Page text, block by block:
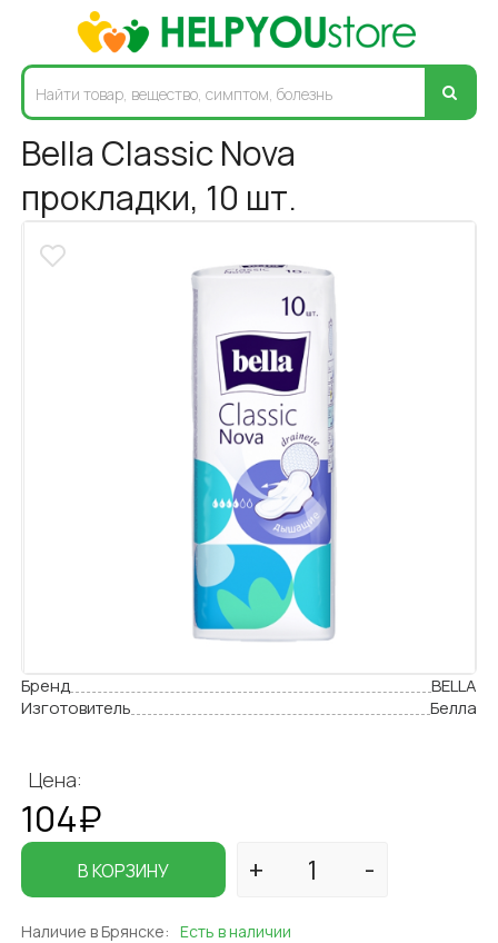
Bella Classic Nova
прокладки, 10 шт.
Бренд
BELLA
Изготовитель
Белла
Цена:
104₽
В КОРЗИНУ
Наличие в Брянске: Есть в наличии